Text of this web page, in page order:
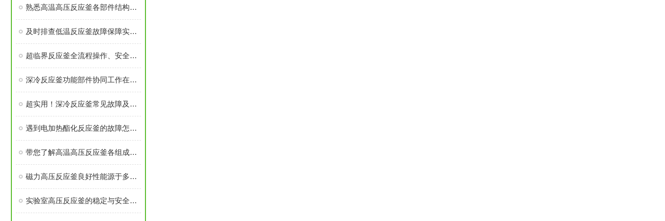
熟悉高温高压反应釜各部件结构与作用保障实验过程安全稳定
及时排查低温反应釜故障保障实验与生产工序稳定开展
超临界反应釜全流程操作、安全管控与日常维护要求
深冷反应釜功能部件协同工作在低温度下维持反应体系的稳定性
超实用！深冷反应釜常见故障及解决办法大汇总
遇到电加热酯化反应釜的故障怎么办
带您了解高温高压反应釜各组成部件的功能特点
磁力高压反应釜良好性能源于多个高可靠性功能模块的精密集成
实验室高压反应釜的稳定与安全源于多个核心部件的科学设计